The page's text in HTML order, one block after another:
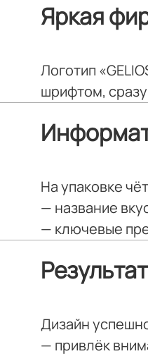
Яркая
Логотип
шрифтом,
На упаковке
— название
— ключевые
Дизайн
— привлёк